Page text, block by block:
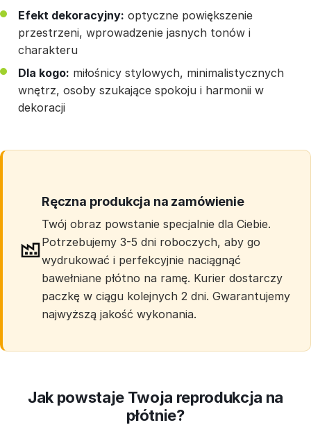
Efekt dekoracyjny: optyczne powiększenie
przestrzeni, wprowadzenie jasnych tonów i
charakteru
Dla kogo: miłośnicy stylowych, minimalistycznych
wnętrz, osoby szukające spokoju i harmonii w
dekoracji
Ręczna produkcja na zamówienie
Twój obraz powstanie specjalnie dla Ciebie.
Potrzebujemy 3-5 dni roboczych, aby go
wydrukować i perfekcyjnie naciągnąć
bawełniane płótno na ramę. Kurier dostarczy
paczkę w ciągu kolejnych 2 dni. Gwarantujemy
najwyższą jakość wykonania.
Jak powstaje Twoja reprodukcja na
płótnie?